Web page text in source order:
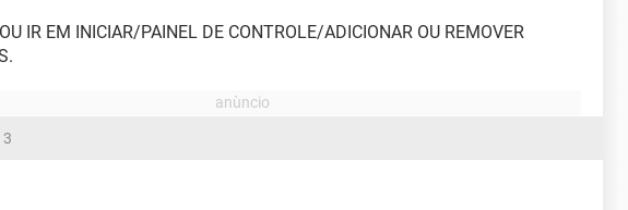
IR EM INICIAR/PAINEL DE CONTROLE/ADICIONAR OU REMOVER
3